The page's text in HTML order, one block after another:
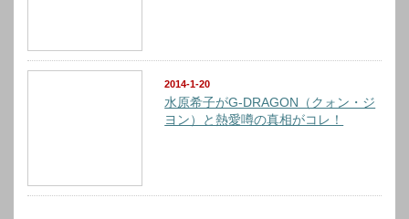
2014-1-20
水原希子がG-DRAGON（クォン・ジ
ヨン）と熱愛噂の真相がコレ！